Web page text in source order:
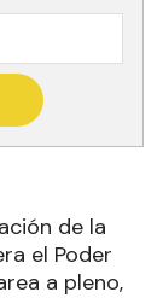
de la
el Poder
a pleno,